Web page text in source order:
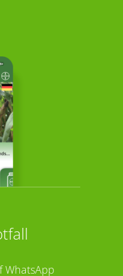
WhatsApp